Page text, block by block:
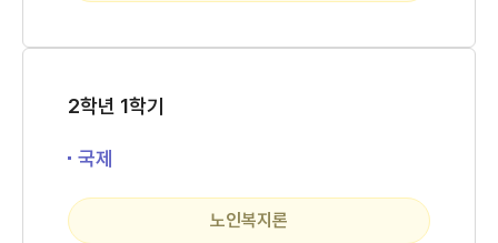
2학년 1학기
국제
노인복지론